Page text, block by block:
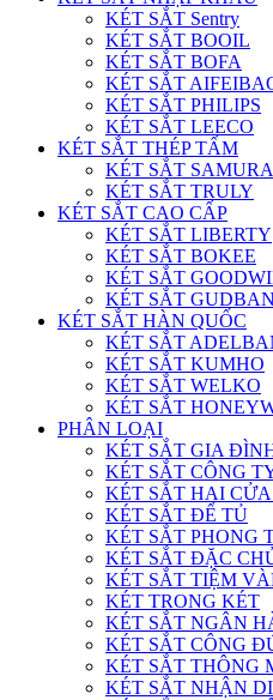
KÉT SẮT Sentry
KÉT SẮT BOOIL
KÉT SẮT BOFA
KÉT SẮT
KÉT SẮT PHILIPS
KÉT SẮT LEECO
KÉT SẮT THÉP TẤM
KÉT SẮT
KÉT SẮT TRULY
KÉT SẮT CAO CẤP
KÉT SẮT LIBERTY
KÉT SẮT BOKEE
KÉT SẮT
KÉT SẮT
KÉT SẮT HÀN QUỐC
KÉT SẮT
KÉT SẮT KUMHO
KÉT SẮT WELKO
KÉT SẮT
PHÂN LOẠI
KÉT SẮT GIA
KÉT SẮT CÔNG
KÉT SẮT HAI
KÉT SẮT ĐỂ TỦ
KÉT SẮT PHONG
KÉT SẮT ĐẶC
KÉT SẮT TIỆM
KÉT TRONG KÉT
KÉT SẮT NGÂN
KÉT SẮT CÔNG
KÉT SẮT THÔNG
KÉT SẮT NHẬN